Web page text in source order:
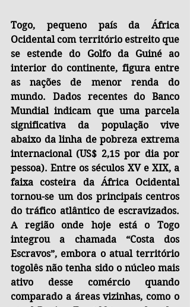
Togo, pequeno país da África
Ocidental com território estreito que
se estende do Golfo da Guiné ao
interior do continente, figura entre
as nações de menor renda do
mundo. Dados recentes do Banco
Mundial indicam que uma parcela
significativa da população vive
abaixo da linha de pobreza extrema
internacional (US$ 2,15 por dia por
pessoa). Entre os séculos XV e XIX, a
faixa costeira da África Ocidental
tornou-se um dos principais centros
do tráfico atlântico de escravizados.
A região onde hoje está o Togo
integrou a chamada “Costa dos
Escravos”, embora o atual território
togolês não tenha sido o núcleo mais
ativo desse comércio quando
comparado a áreas vizinhas, como o